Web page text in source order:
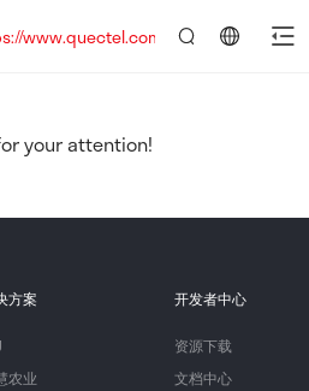
www.quectel.com.cn
your attention!
方案
农业
开发者中心
资源下载
文档中心